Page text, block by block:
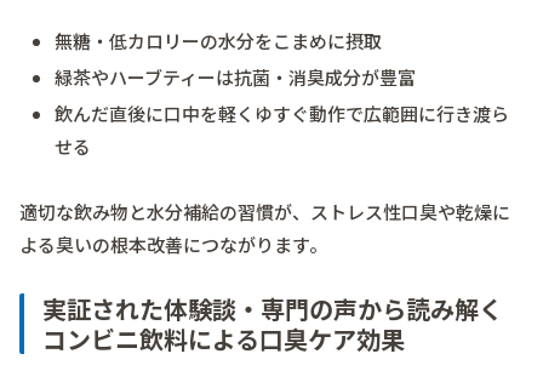
無糖・低カロリーの水分をこまめに摂取
緑茶やハーブティーは抗菌・消臭成分が豊富
飲んだ直後に口中を軽くゆすぐ動作で広範囲に行き渡ら
せる
適切な飲み物と水分補給の習慣が、ストレス性口臭や乾燥に
よる臭いの根本改善につながります。
実証された体験談・専門の声から読み解く
コンビニ飲料による口臭ケア効果